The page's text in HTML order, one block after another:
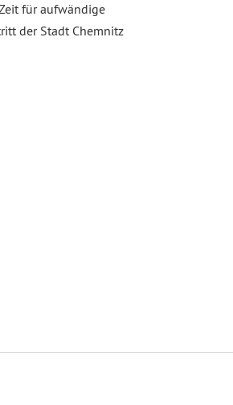
für aufwändige
der Stadt Chemnitz